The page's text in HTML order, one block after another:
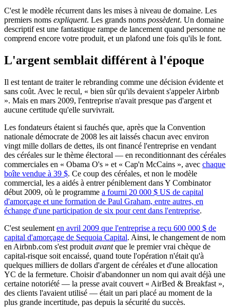
C'est le modèle récurrent dans les mises à niveau de domaine. Les
premiers noms expliquent. Les grands noms possèdent. Un domaine
descriptif est une fantastique rampe de lancement quand personne ne
comprend encore votre produit, et un plafond une fois qu'ils le font.
L'argent semblait différent à l'époque
Il est tentant de traiter le rebranding comme une décision évidente et
sans coût. Avec le recul, « bien sûr qu'ils devaient s'appeler Airbnb
». Mais en mars 2009, l'entreprise n'avait presque pas d'argent et
aucune certitude qu'elle survivrait.
Les fondateurs étaient si fauchés que, après que la Convention
nationale démocrate de 2008 les ait laissés chacun avec environ
vingt mille dollars de dettes, ils ont financé l'entreprise en vendant
des céréales sur le thème électoral — en reconditionnant des céréales
commerciales en « Obama O's » et « Cap'n McCains », avec chaque
boîte vendue à 39 $. Ce coup des céréales, et non le modèle
commercial, les a aidés à entrer péniblement dans Y Combinator
début 2009, où le programme a fourni 20 000 $ US de capital
d'amorçage et une formation de Paul Graham, entre autres, en
échange d'une participation de six pour cent dans l'entreprise.
C'est seulement en avril 2009 que l'entreprise a reçu 600 000 $ de
capital d'amorçage de Sequoia Capital. Ainsi, le changement de nom
en Airbnb.com s'est produit avantque le premier vrai chèque de
capital-risque soit encaissé, quand toute l'opération n'était qu'à
quelques milliers de dollars d'argent de céréales et d'une allocation
YC de la fermeture. Choisir d'abandonner un nom qui avait déjà une
certaine notoriété — la presse avait couvert « AirBed & Breakfast »,
des clients l'avaient utilisé — était un pari placé au moment de la
plus grande incertitude, pas depuis la sécurité du succès.